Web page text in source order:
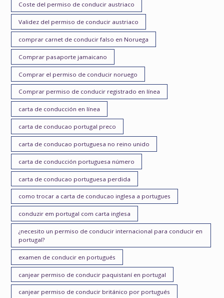
Coste del permiso de conducir austriaco
Validez del permiso de conducir austriaco
comprar carnet de conducir falso en Noruega
Comprar pasaporte jamaicano
Comprar el permiso de conducir noruego
Comprar permiso de conducir registrado en línea
carta de conducción en línea
carta de conducao portugal preco
carta de conducao portuguesa no reino unido
carta de conducción portuguesa número
carta de conducao portuguesa perdida
como trocar a carta de conducao inglesa a portugues
conduzir em portugal com carta inglesa
¿necesito un permiso de conducir internacional para conducir en
portugal?
examen de conducir en portugués
canjear permiso de conducir paquistaní en portugal
canjear permiso de conducir británico por portugués